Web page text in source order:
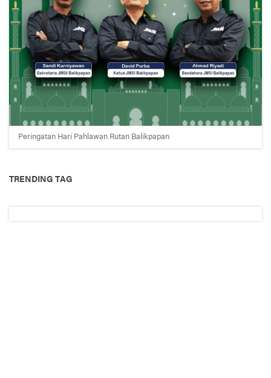
Peringatan Hari Pahlawan Rutan Balikpapan
TRENDING TAG